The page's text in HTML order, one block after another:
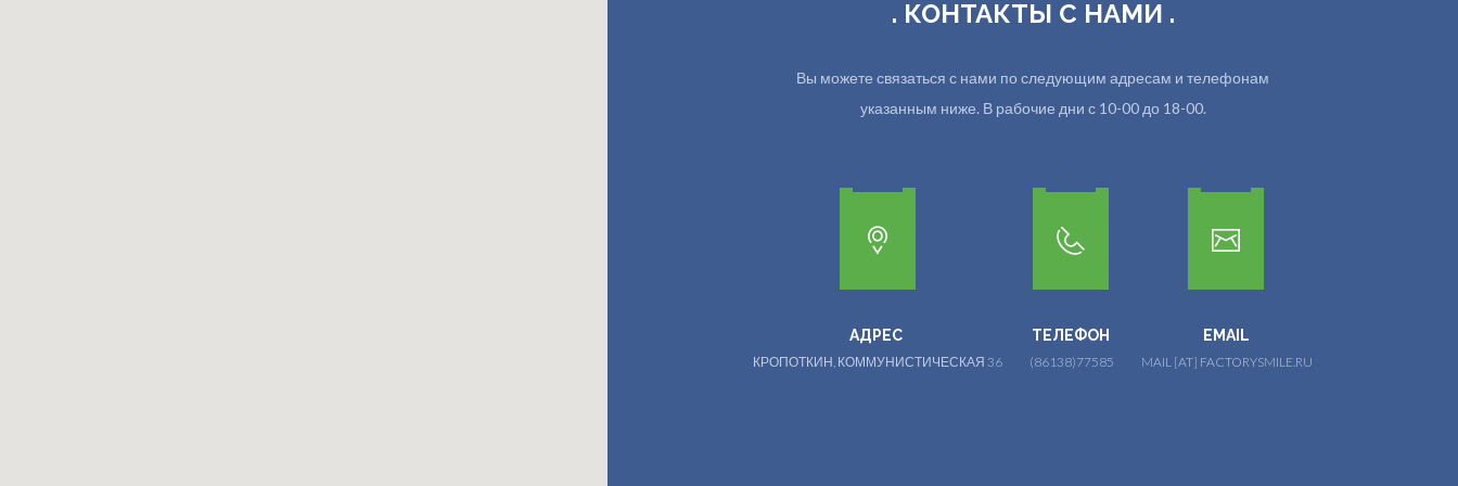
. КОНТАКТЫ С НАМИ .
Вы можете связаться с нами по следующим адресам и телефонам
указанным ниже. В рабочие дни с 10-00 до 18-00.
АДРЕС
КРОПОТКИН, КОММУНИСТИЧЕСКАЯ 36
ТЕЛЕФОН
(86138)77585
EMAIL
MAIL [AT] FACTORYSMILE.RU